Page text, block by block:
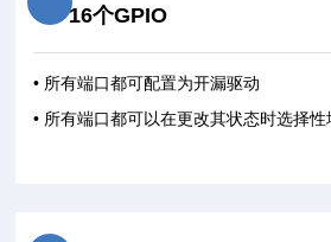
16个GPIO
• 所有端口都可配置为开漏驱动
• 所有端口都可以在更改其状态时选择